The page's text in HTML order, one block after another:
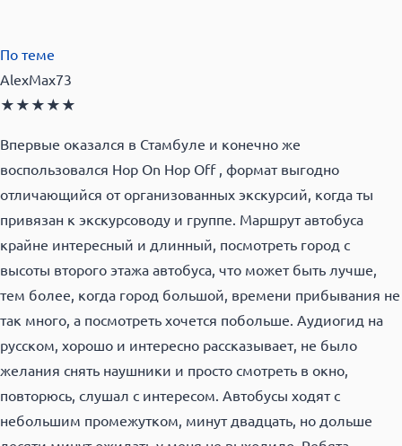
По теме
AlexMax73
★ ★ ★ ★ ★
Впервые оказался в Стамбуле и конечно же
воспользовался Hop On Hop Off , формат выгодно
отличающийся от организованных экскурсий, когда ты
привязан к экскурсоводу и группе. Маршрут автобуса
крайне интересный и длинный, посмотреть город с
высоты второго этажа автобуса, что может быть лучше,
тем более, когда город большой, времени прибывания не
так много, а посмотреть хочется побольше. Аудиогид на
русском, хорошо и интересно рассказывает, не было
желания снять наушники и просто смотреть в окно,
повторюсь, слушал с интересом. Автобусы ходят с
небольшим промежутком, минут двадцать, но дольше